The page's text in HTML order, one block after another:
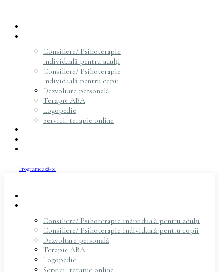
Consiliere/ Psihoterapie
individuală pentru adulți
Consiliere/ Psihoterapie
individuală pentru copii
Dezvoltare personală
Terapie ABA
Logopedie
Servicii terapie online
Programează-te
Consiliere/ Psihoterapie individuală pentru adulți
Consiliere/ Psihoterapie individuală pentru copii
Dezvoltare personală
Terapie ABA
Logopedie
Servicii terapie online